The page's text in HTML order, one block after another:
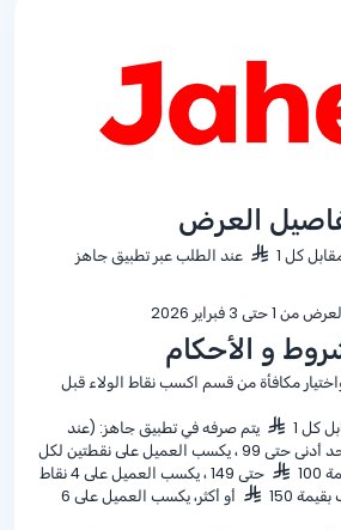
العرض
عند الطلب عبر تطبيق جاهز
حتى 3 فبراير 2026
و الأحكام
مكافأة من قسم اكسب نقاط الولاء قبل
يتم صرفه في تطبيق جاهز: (عند
كحد أدنى حتى 99 ، يكسب العميل على نقطتين لكل
حتى 149 ، يكسب العميل على 4 نقاط
150
أو أكثر، يكسب العميل على 6